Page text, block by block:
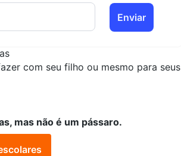
Enviar
com seu filho ou mesmo para seus
mas não é um pássaro.